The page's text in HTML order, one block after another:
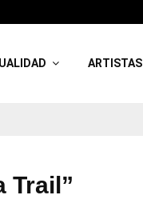
ARTISTAS
Trail”